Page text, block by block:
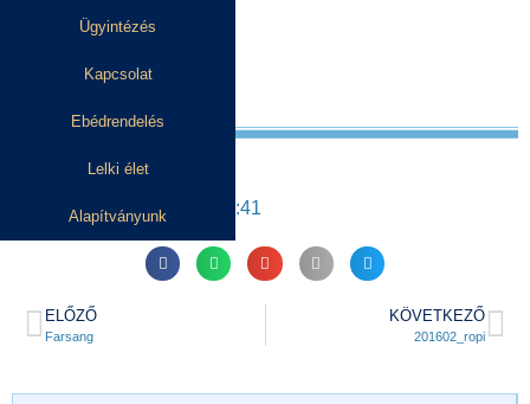
Ügyintézés
Kapcsolat
Ebédrendelés
Lelki élet
Alapítványunk
2017. október 17. 17:41
ELŐZŐ
Farsang
KÖVETKEZŐ
201602_ropi